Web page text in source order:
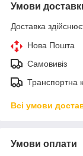
Умови
Доставка
Нова Пошта
Самовивіз
Транспортна
Всі умови
Умови оплати